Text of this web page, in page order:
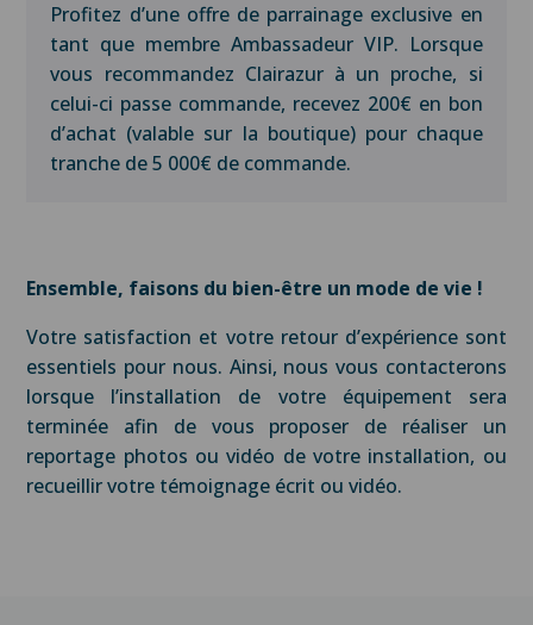
Profitez d’une offre de parrainage exclusive en
tant que membre Ambassadeur VIP. Lorsque
vous recommandez Clairazur à un proche, si
celui-ci passe commande, recevez 200€ en bon
d’achat (valable sur la boutique) pour chaque
tranche de 5 000€ de commande.
Ensemble, faisons du bien-être un mode de vie !
Votre satisfaction et votre retour d’expérience sont
essentiels pour nous. Ainsi, nous vous contacterons
lorsque l’installation de votre équipement sera
terminée afin de vous proposer de réaliser un
reportage photos ou vidéo de votre installation, ou
recueillir votre témoignage écrit ou vidéo.